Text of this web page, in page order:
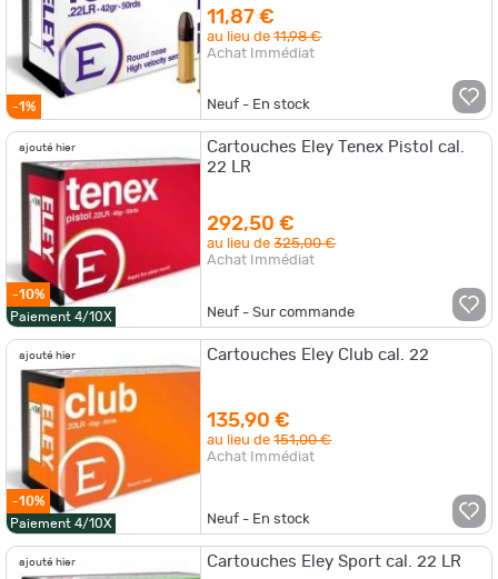
-1%
11,87 €
au lieu de11,98 €
Achat Immédiat
Neuf - En stock
ajouté hier
-10%
Paiement 4/10X
Cartouches Eley Tenex Pistol cal.
22 LR
292,50 €
au lieu de325,00 €
Achat Immédiat
Neuf - Sur commande
ajouté hier
-10%
Paiement 4/10X
Cartouches Eley Club cal. 22
135,90 €
au lieu de151,00 €
Achat Immédiat
Neuf - En stock
ajouté hier Cartouches Eley Sport cal. 22 LR